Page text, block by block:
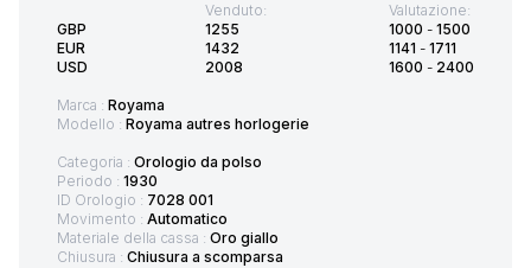
GBP
EUR
USD
Venduto:
1255
1432
2008
Valutazione:
1000 - 1500
1141 - 1711
1600 - 2400
Marca : Royama
Modello : Royama autres horlogerie
Categoria : Orologio da polso
Periodo : 1930
ID Orologio : 7028 001
Movimento : Automatico
Materiale della cassa : Oro giallo
Chiusura : Chiusura a scomparsa